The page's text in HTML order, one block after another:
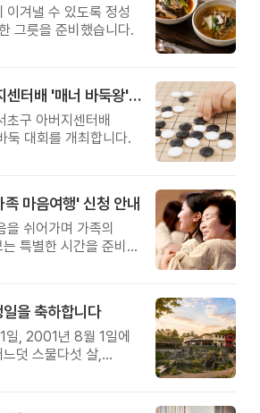
이겨낼 수 있도록 정성
그릇을 준비했습니다.
제3회 서초구 아버지센터배 '매너 바둑왕' 대회
구 아버지센터배
둑 대회를 개최합니다.
마음여행' 신청 안내
쉬어가며 가족의
특별한 시간을 준비해
을 축하합니다
, 2001년 8월 1일에
덧 스물다섯 살,